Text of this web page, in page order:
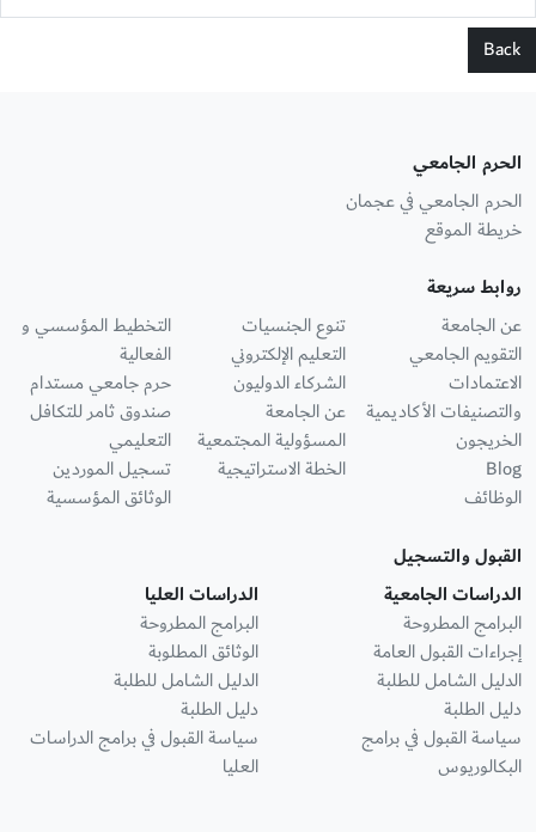
Back
الحرم الجامعي
الحرم الجامعي في عجمان
خريطة الموقع
روابط سريعة
عن الجامعة
التقويم الجامعي
الاعتمادات
والتصنيفات الأكاديمية
الخريجون
Blog
الوظائف
تنوع الجنسيات
التعليم الإلكتروني
الشركاء الدوليون
عن الجامعة
المسؤولية المجتمعية
الخطة الاستراتيجية
التخطيط المؤسسي و
الفعالية
حرم جامعي مستدام
صندوق ثامر للتكافل
التعليمي
تسجيل الموردين
الوثائق المؤسسية
القبول والتسجيل
الدراسات الجامعية
البرامج المطروحة
إجراءات القبول العامة
الدليل الشامل للطلبة
دليل الطلبة
سياسة القبول في برامج
البكالوريوس
الدراسات العليا
البرامج المطروحة
الوثائق المطلوبة
الدليل الشامل للطلبة
دليل الطلبة
سياسة القبول في برامج الدراسات
العليا